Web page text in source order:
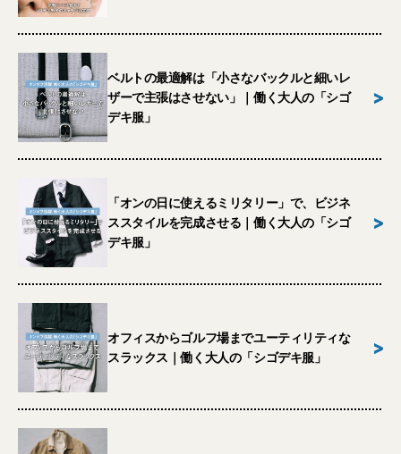
ベルトの最適解は「小さなバックルと細いレ
ザーで主張はさせない」｜働く大人の「シゴ
デキ服」
>
「オンの日に使えるミリタリー」で、ビジネ
ススタイルを完成させる｜働く大人の「シゴ
デキ服」
>
オフィスからゴルフ場までユーティリティな
スラックス｜働く大人の「シゴデキ服」
>